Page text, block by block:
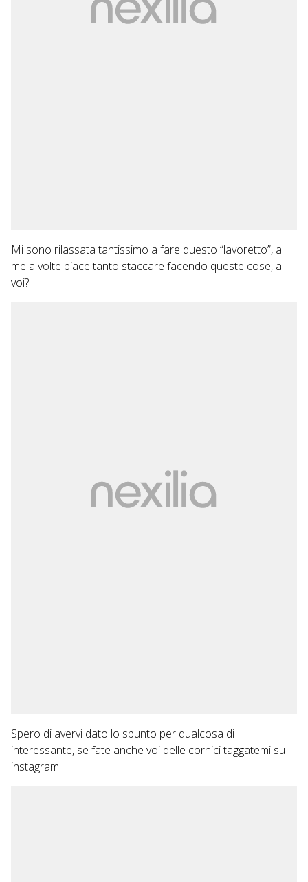
Mi sono rilassata tantissimo a fare questo “lavoretto”, a
me a volte piace tanto staccare facendo queste cose, a
voi?
Spero di avervi dato lo spunto per qualcosa di
interessante, se fate anche voi delle cornici taggatemi su
instagram!